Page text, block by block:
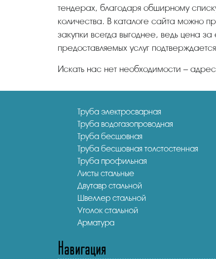
тендерах, благодаря обширному
количества. В каталоге сайта можно
закупки всегда выгоднее, ведь цена
предоставляемых услуг
Искать нас нет необходимости –
Труба электросварная
Труба водогазопроводная
Труба бесшовная
Труба бесшовная толстостенная
Труба профильная
Листы стальные
Двутавр стальной
Швеллер стальной
Уголок стальной
Арматура
Навигация